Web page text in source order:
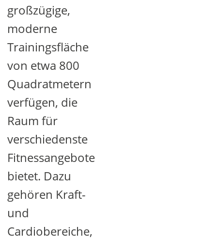
großzügige,
moderne
Trainingsfläche
von etwa 800
Quadratmetern
verfügen, die
Raum für
verschiedenste
Fitnessangebote
bietet. Dazu
gehören Kraft-
und
Cardiobereiche,